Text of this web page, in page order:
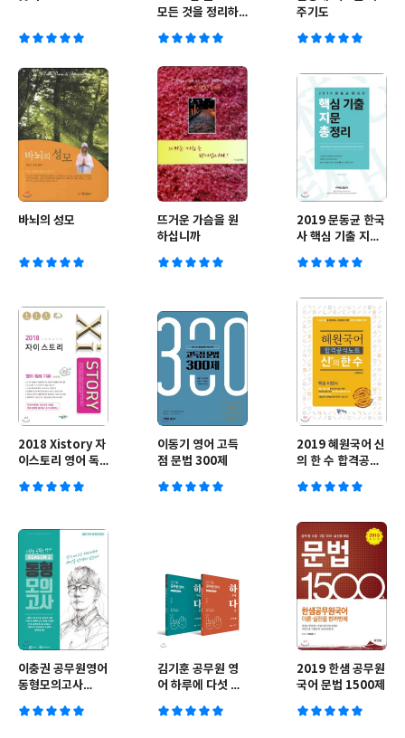
모든 것을 정리하
주기도
바뇌의 성모
뜨거운 가슴을 원
하십니까
2019 문동균 한국
사 핵심 기출 지문
2018 Xistory 자
이스토리 영어 독
이동기 영어 고득
점 문법 300제
2019 혜원국어 신
의 한 수 합격공식
이충권 공무원영어
동형모의고사
김기훈 공무원 영
어 하루에 다섯 하
2019 한샘 공무원
국어 문법 1500제